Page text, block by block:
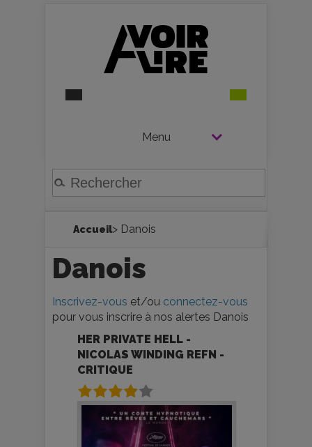
Menu
Accueil> Danois
Danois
Inscrivez-vous et/ou connectez-vous
pour vous inscrire à nos alertes Danois
HER PRIVATE HELL -
NICOLAS WINDING REFN -
CRITIQUE